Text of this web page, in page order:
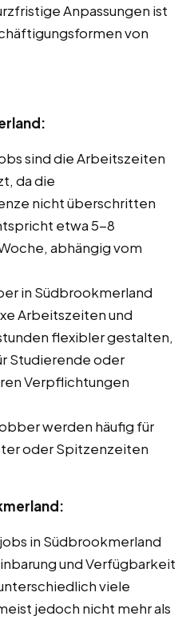
Anpassungen ist
von
sind die Arbeitszeiten
da die
nicht überschritten
etwa 5-8
abhängig vom
in Südbrookmerland
Arbeitszeiten und
flexibler gestalten,
Studierende oder
Verpflichtungen
werden häufig für
oder Spitzenzeiten
in Südbrookmerland
und Verfügbarkeit
viele
jedoch nicht mehr als